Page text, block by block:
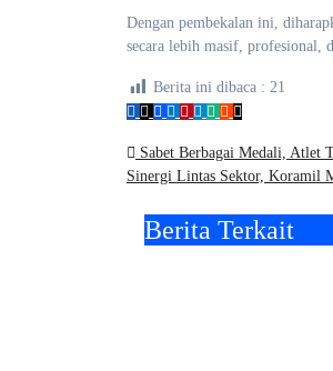
​Dengan pembekalan ini,
secara lebih masif, profesional,
Berita ini dibaca : 21
Navigasi
Sabet Berbagai Medali, Atlet
Sinergi Lintas Sektor, Koramil
Berita Terkait